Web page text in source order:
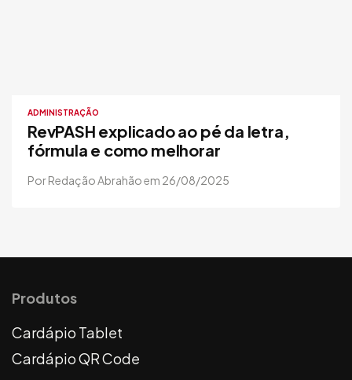
ADMINISTRAÇÃO
RevPASH explicado ao pé da letra,
fórmula e como melhorar
Por Redação Abrahão em 26/08/2025
Produtos
Cardápio Tablet
Cardápio QR Code